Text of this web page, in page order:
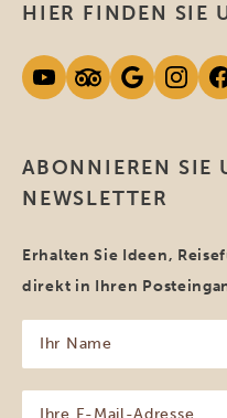
ABONNIEREN SIE
NEWSLETTER
Erhalten Sie Ideen,
direkt in Ihren
Name
(erforderlich)
HIER FINDEN SIE